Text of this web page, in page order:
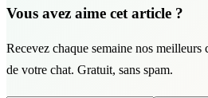
Vous avez aime cet article ?
Recevez chaque semaine nos meilleurs
de votre chat. Gratuit, sans spam.